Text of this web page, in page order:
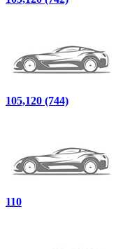
105,120 (744)
110